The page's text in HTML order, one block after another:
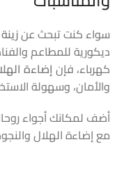
سواء كنت تبحث عن
ديكورية للمطاعم
كهرباء، فإنإضاءة
والأمان، وسهولة
أضف لمكانك أجواء
مع إضاءة الهلال